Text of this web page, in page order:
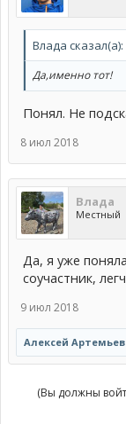
Влада сказал(а):
Да,именно тот!
Понял. Не
8 июл 2018
Влада
Местный
Да, я уже
соучастник,
9 июл 2018
Алексей Артемьев
(Вы должны